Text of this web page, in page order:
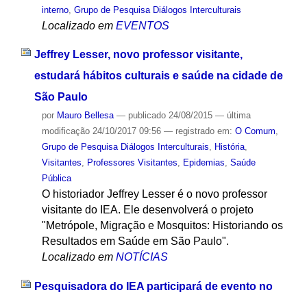
interno, Grupo de Pesquisa Diálogos Interculturais
Localizado em EVENTOS
Jeffrey Lesser, novo professor visitante,
estudará hábitos culturais e saúde na cidade de
São Paulo
por Mauro Bellesa — publicado24/08/2015 — última
modificação24/10/2017 09:56 — registrado em: O Comum,
Grupo de Pesquisa Diálogos Interculturais, História,
Visitantes, Professores Visitantes, Epidemias, Saúde
Pública
O historiador Jeffrey Lesser é o novo professor
visitante do IEA. Ele desenvolverá o projeto
"Metrópole, Migração e Mosquitos: Historiando os
Resultados em Saúde em São Paulo".
Localizado em NOTÍCIAS
Pesquisadora do IEA participará de evento no